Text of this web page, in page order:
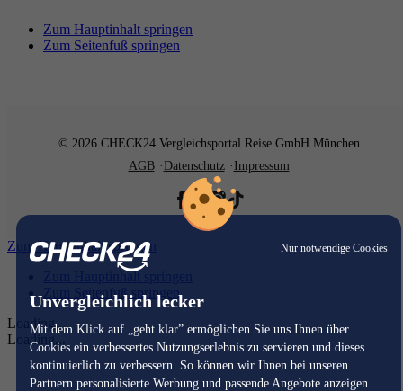
Nur notwendige Cookies
Unvergleichlich lecker
Mit dem Klick auf „geht klar” ermöglichen Sie uns Ihnen über
Cookies ein verbessertes Nutzungserlebnis zu servieren und dieses
kontinuierlich zu verbessern. So können wir Ihnen bei unseren
Partnern personalisierte Werbung und passende Angebote anzeigen.
Zum Hauptinhalt springen
Zum Seitenfuß springen
© 2026 CHECK24 Vergleichsportal Reise GmbH München
AGB
Datenschutz Impressum
Zum Hauptinhalt springen
Zum Hauptinhalt springen
Zum Seitenfuß springen
Loading...
Loading...